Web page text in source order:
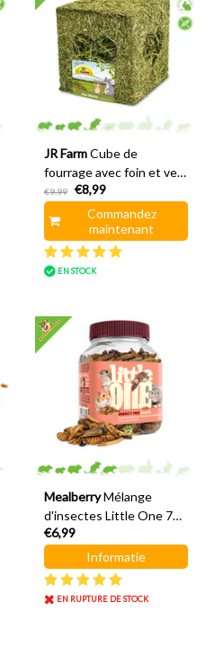
JR Farm Cube de
fourrage avec foin et vers
de farine 12 cm
€9,99
€8,99
Commandez
maintenant
EN STOCK
Mealberry Mélange
d'insectes Little One 75
grammes
€6,99
Informatie
EN RUPTURE DE STOCK